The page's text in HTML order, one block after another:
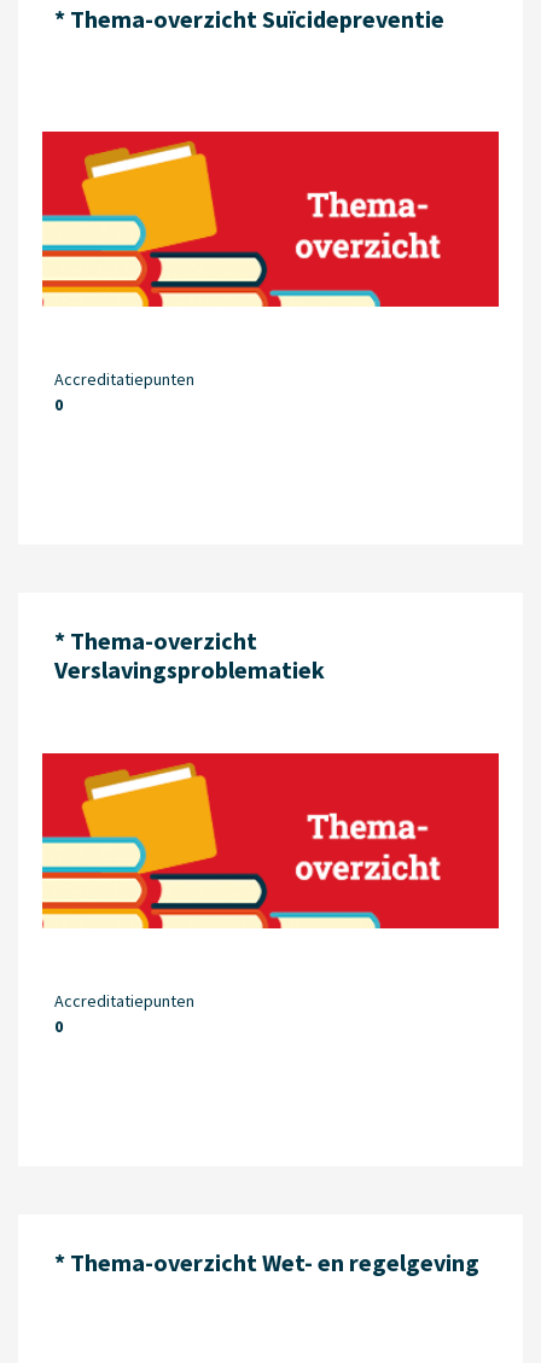
* Thema-overzicht Suïcide­preventie
Accreditatiepunten
0
* Thema-overzicht
Verslavingsproblematiek
Accreditatiepunten
0
* Thema-overzicht Wet- en regelgeving